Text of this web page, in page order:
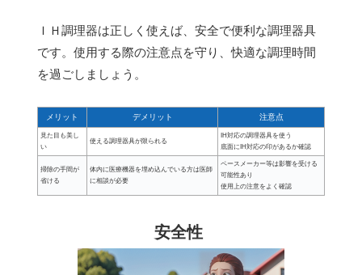
ＩＨ調理器は正しく使えば、安全で便利な調理器具
です。使用する際の注意点を守り、快適な調理時間
を過ごしましょう。
メリット デメリット 注意点
見た目も美し
い
使える調理器具が限られる
IH対応の調理器具を使う
底面にIH対応の印があるか確認
掃除の手間が
省ける
体内に医療機器を埋め込んでいる方は医師
に相談が必要
ペースメーカー等は影響を受ける
可能性あり
使用上の注意をよく確認
安全性